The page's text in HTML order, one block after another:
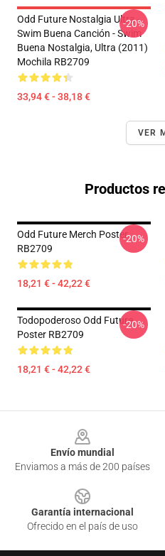
Odd Future Nostalgia Ultra -
Swim Buena Canción - Swim
Buena Nostalgia, Ultra (2011)
Mochila RB2709
33,94 € - 38,18 €
-20%
VER
Productos
Odd Future Merch Poster
RB2709
18,21 € - 42,22 €
-20%
Todopoderoso Odd Future
Poster RB2709
18,21 € - 42,22 €
-20%
Envío mundial
Enviamos a más de 200 países
Garantía internacional
Ofrecido en el país de uso